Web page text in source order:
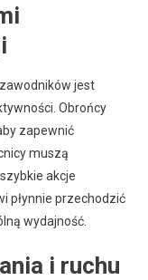
jest
Obrońcy
zapewnić
muszą
akcje
płynnie przechodzić
wydajność.
i ruchu